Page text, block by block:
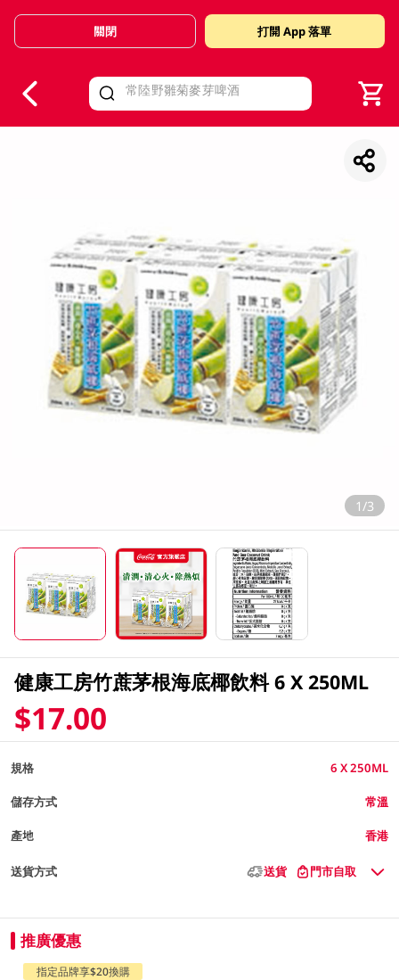
Valid Until 30 June 2026
關閉 打開 App 落單
1/3
健康工房竹蔗茅根海底椰飲料 6 X 250ML
$17.00
規格 6 X 250ML
儲存方式 常溫
產地 香港
送貨方式 送貨 門市自取
推廣優惠
指定品牌享$20換購